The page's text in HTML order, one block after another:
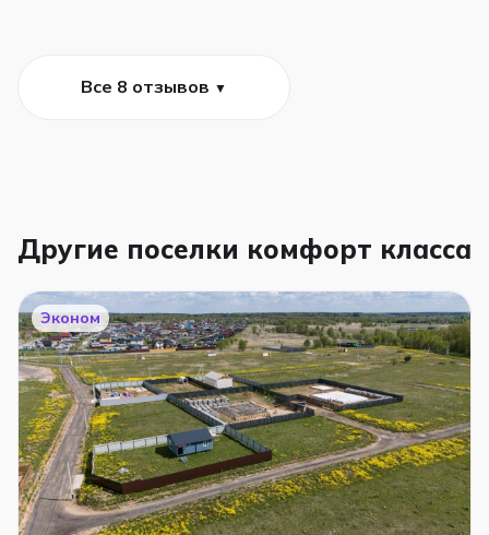
Все 8 отзывов ▼
Другие поселки комфорт класса
Эконом